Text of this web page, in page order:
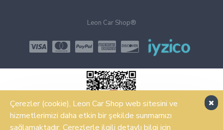
Leon Car Shop®
Çerezler (cookie), Leon Car Shop web sitesini ve
hizmetlerimizi daha etkin bir şekilde sunmamızı
sağlamaktadır. Çerezlerle ilgili detaylı bilgi için